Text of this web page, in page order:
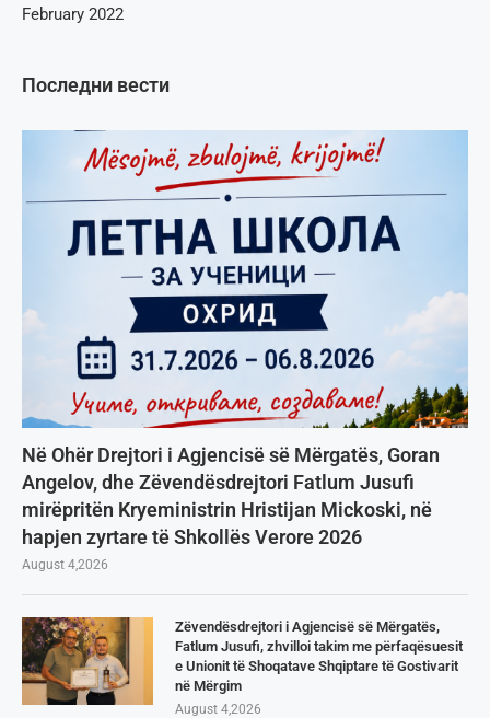
Последни вести
Në Ohër Drejtori i Agjencisë së Mërgatës, Goran
Angelov, dhe Zëvendësdrejtori Fatlum Jusufi
mirëpritën Kryeministrin Hristijan Mickoski, në
hapjen zyrtare të Shkollës Verore 2026
August 4,2026
Zëvendësdrejtori i Agjencisë së Mërgatës,
Fatlum Jusufi, zhvilloi takim me përfaqësuesit
e Unionit të Shoqatave Shqiptare të Gostivarit
në Mërgim
August 4,2026
February 2022